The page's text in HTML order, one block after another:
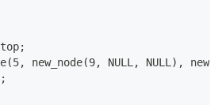
new_node(9, NULL, NULL),